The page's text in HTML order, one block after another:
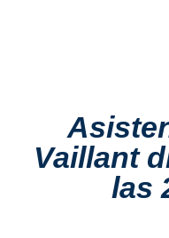
Vaillant
las